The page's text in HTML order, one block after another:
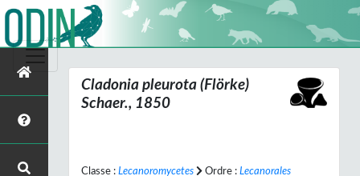
Cladonia pleurota (Flörke)
Schaer., 1850
Classe : Lecanoromycetes Ordre : Lecanorales